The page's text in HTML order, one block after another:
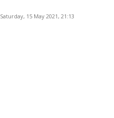
Saturday, 15 May 2021, 21:13